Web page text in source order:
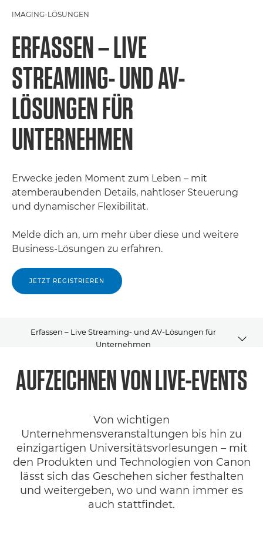
IMAGING-LÖSUNGEN
ERFASSEN – LIVE
STREAMING- UND AV-
LÖSUNGEN FÜR
UNTERNEHMEN
Erwecke jeden Moment zum Leben – mit
atemberaubenden Details, nahtloser Steuerung
und dynamischer Flexibilität.
Melde dich an, um mehr über diese und weitere
Business-Lösungen zu erfahren.
JETZT REGISTRIEREN
Erfassen – Live Streaming- und AV-Lösungen für
Unternehmen
Übersicht
SDK
AUFZEICHNEN VON LIVE-EVENTS
Von wichtigen
Unternehmensveranstaltungen bis hin zu
einzigartigen Universitätsvorlesungen – mit
den Produkten und Technologien von Canon
lässt sich das Geschehen sicher festhalten
und weitergeben, wo und wann immer es
auch stattfindet.